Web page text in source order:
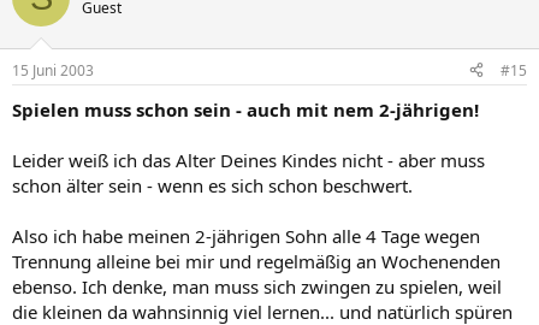
Guest
15 Juni 2003 #15
Spielen muss schon sein - auch mit nem 2-jährigen!
Leider weiß ich das Alter Deines Kindes nicht - aber muss
schon älter sein - wenn es sich schon beschwert.
Also ich habe meinen 2-jährigen Sohn alle 4 Tage wegen
Trennung alleine bei mir und regelmäßig an Wochenenden
ebenso. Ich denke, man muss sich zwingen zu spielen, weil
die kleinen da wahnsinnig viel lernen... und natürlich spüren